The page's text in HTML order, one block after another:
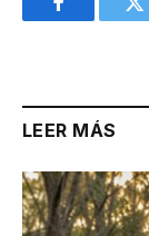
Facebook
LEER MÁS